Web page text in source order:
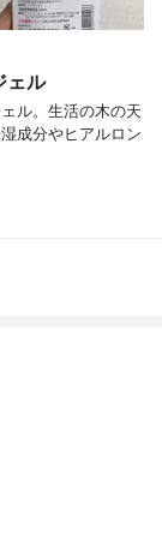
ェル
ル。生活の木の天
成分やヒアルロン